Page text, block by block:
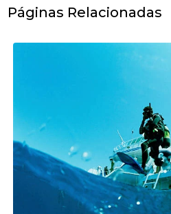
Páginas Relacionadas